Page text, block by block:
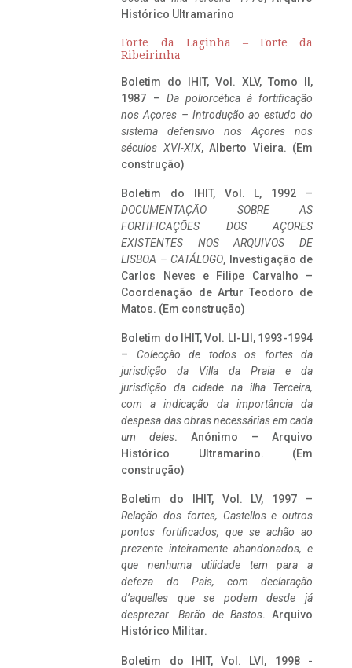
Histórico Ultramarino
Forte da Laginha – Forte da
Ribeirinha
Boletim do IHIT, Vol. XLV, Tomo II,
1987 – Da poliorcética à fortificação
nos Açores – Introdução ao estudo do
sistema defensivo nos Açores nos
séculos XVI-XIX, Alberto Vieira. (Em
construção)
Boletim do IHIT, Vol. L, 1992 –
DOCUMENTAÇÃO SOBRE AS
FORTIFICAÇÕES DOS AÇORES
EXISTENTES NOS ARQUIVOS DE
LISBOA – CATÁLOGO, Investigação de
Carlos Neves e Filipe Carvalho –
Coordenação de Artur Teodoro de
Matos. (Em construção)
Boletim do IHIT, Vol. LI-LII, 1993-1994
– Colecção de todos os fortes da
jurisdição da Villa da Praia e da
jurisdição da cidade na ilha Terceira,
com a indicação da importância da
despesa das obras necessárias em cada
um deles. Anónimo – Arquivo
Histórico Ultramarino. (Em
construção)
Boletim do IHIT, Vol. LV, 1997 –
Relação dos fortes, Castellos e outros
pontos fortificados, que se achão ao
prezente inteiramente abandonados, e
que nenhuma utilidade tem para a
defeza do Pais, com declaração
d’aquelles que se podem desde já
desprezar. Barão de Bastos. Arquivo
Histórico Militar.
Boletim do IHIT, Vol. LVI, 1998 -